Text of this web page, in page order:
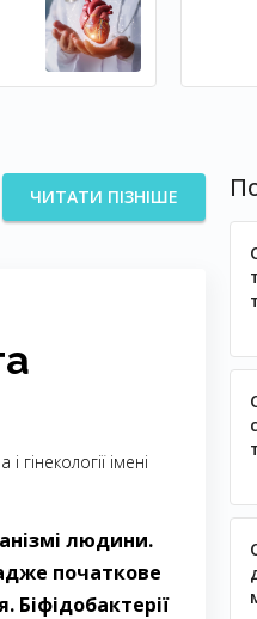
ЧИТАТИ ПІЗНІШЕ
імені
людини.
початкове
Біфідобактерії